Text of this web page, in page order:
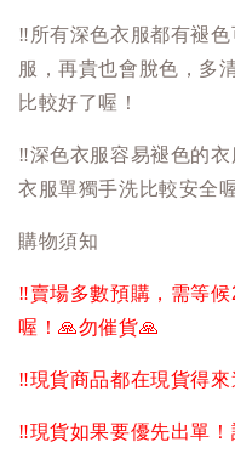
‼️ 所有深色衣服都有褪
服，再貴也會脫色，多
比較好了喔！
‼️深色衣服容易褪色的
衣服單獨手洗比較安全喔
購物須知
‼️賣場多數預購，需等
喔！🙏勿催貨🙏
‼️現貨商品都在現貨得
‼️現貨如果要優先出單！